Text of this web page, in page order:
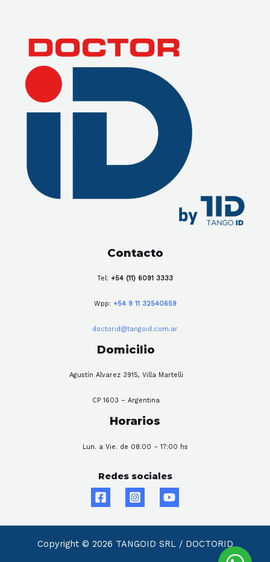
Contacto
Tel: +54 (11) 6091 3333
Wpp: +54 9 11 32540659
doctorid@tangoid.com.ar
Domicilio
Agustín Alvarez 3915, Villa Martelli
CP 1603 – Argentina
Horarios
Lun. a Vie. de 08:00 – 17:00 hs
Redes sociales
Copyright © 2026 TANGOID SRL / DOCTORID